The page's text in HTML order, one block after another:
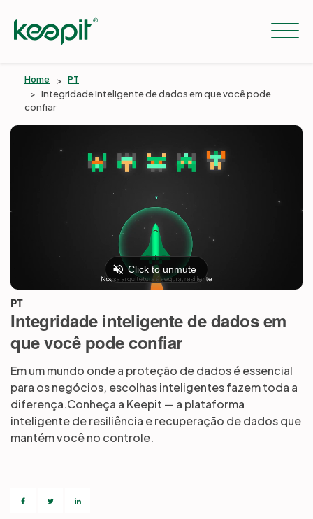
Resources
Company
Partners
Login Support EN
Get a demo
Home PT
Integridade inteligente de dados em que você pode
confiar
PT
Integridade inteligente de dados em
que você pode confiar
Em um mundo onde a proteção de dados é essencial
para os negócios, escolhas inteligentes fazem toda a
diferença.Conheça a Keepit — a plataforma
inteligente de resiliência e recuperação de dados que
mantém você no controle.